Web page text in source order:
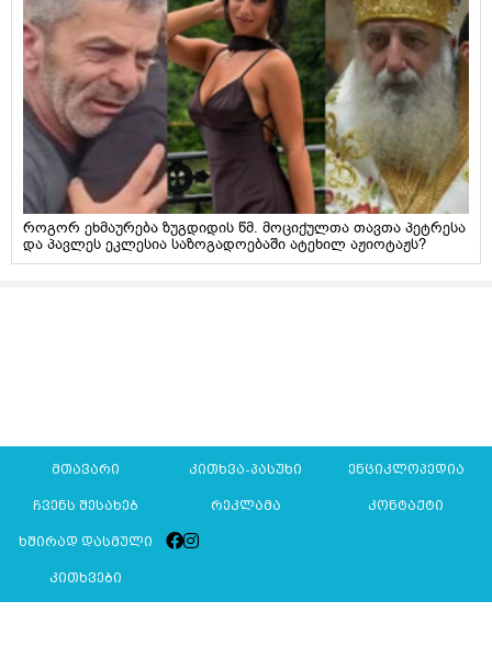
როგორ ეხმაურება ზუგდიდის წმ. მოციქულთა თავთა პეტრესა
და პავლეს ეკლესია საზოგადოებაში ატეხილ აჟიოტაჟს?
მთავარი კითხვა-პასუხი ენციკლოპედია
ჩვენს შესახებ რეკლამა კონტაქტი
ხშირად დასმული
კითხვები